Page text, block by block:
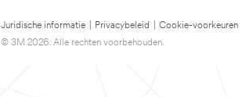
Juridische informatie Privacybeleid
Cookie-voorkeuren
© 3M 2026. Alle rechten voorbehouden.